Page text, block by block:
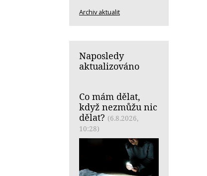
Archiv aktualit
Naposledy
aktualizováno
Co mám dělat,
když nezmůžu nic
dělat? (6.8.2026,
10:28)